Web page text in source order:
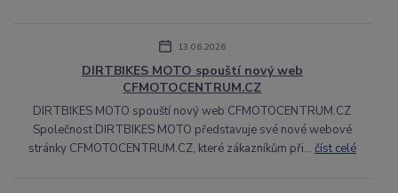
13.06.2026
DIRTBIKES MOTO spouští nový web
CFMOTOCENTRUM.CZ
DIRTBIKES MOTO spouští nový web CFMOTOCENTRUM.CZ
Společnost DIRTBIKES MOTO představuje své nové webové
stránky CFMOTOCENTRUM.CZ, které zákazníkům při... číst celé